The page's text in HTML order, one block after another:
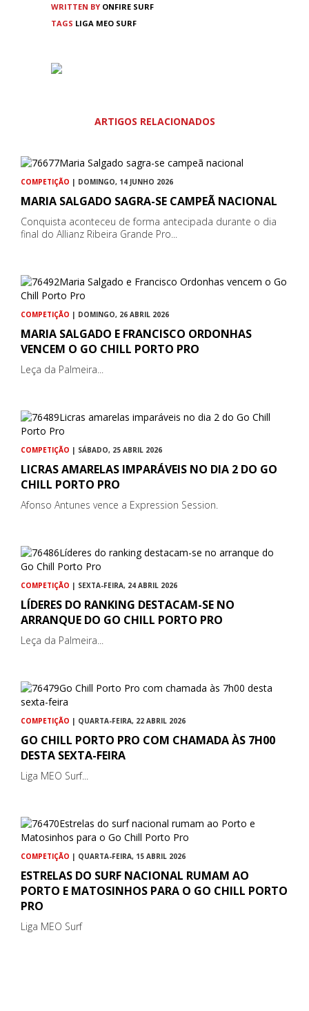
WRITTEN BY ONFIRE SURF
TAGS LIGA MEO SURF
ARTIGOS RELACIONADOS
COMPETIÇÃO | DOMINGO, 14 JUNHO 2026
MARIA SALGADO SAGRA-SE CAMPEÃ NACIONAL
Conquista aconteceu de forma antecipada durante o dia
final do Allianz Ribeira Grande Pro...
COMPETIÇÃO | DOMINGO, 26 ABRIL 2026
MARIA SALGADO E FRANCISCO ORDONHAS
VENCEM O GO CHILL PORTO PRO
Leça da Palmeira...
COMPETIÇÃO | SÁBADO, 25 ABRIL 2026
LICRAS AMARELAS IMPARÁVEIS NO DIA 2 DO GO
CHILL PORTO PRO
Afonso Antunes vence a Expression Session.
COMPETIÇÃO | SEXTA-FEIRA, 24 ABRIL 2026
LÍDERES DO RANKING DESTACAM-SE NO
ARRANQUE DO GO CHILL PORTO PRO
Leça da Palmeira...
COMPETIÇÃO | QUARTA-FEIRA, 22 ABRIL 2026
GO CHILL PORTO PRO COM CHAMADA ÀS 7H00
DESTA SEXTA-FEIRA
Liga MEO Surf...
COMPETIÇÃO | QUARTA-FEIRA, 15 ABRIL 2026
ESTRELAS DO SURF NACIONAL RUMAM AO
PORTO E MATOSINHOS PARA O GO CHILL PORTO
PRO
Liga MEO Surf